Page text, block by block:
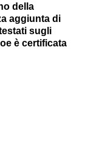
della
aggiunta di
sugli
è certificata